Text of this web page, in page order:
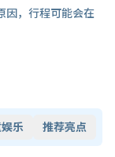
因，行程可能会在
乐 推荐亮点